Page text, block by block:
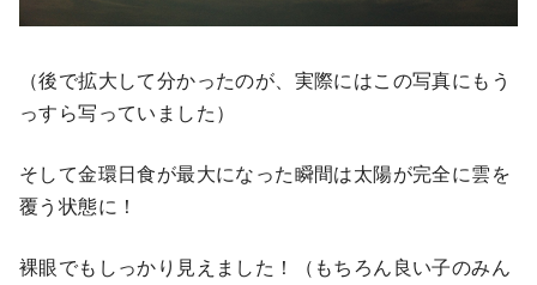
（後で拡大して分かったのが、実際にはこの写真にもう
っすら写っていました）
そして金環日食が最大になった瞬間は太陽が完全に雲を
覆う状態に！
裸眼でもしっかり見えました！（もちろん良い子のみん